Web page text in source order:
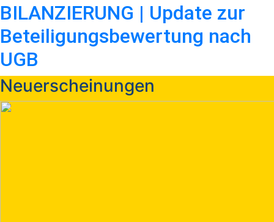
BILANZIERUNG | Update zur
Beteiligungsbewertung nach
UGB
Neuerscheinungen